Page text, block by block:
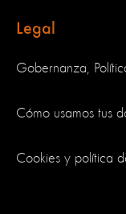
Legal
Gobernanza,
Cómo usamos tus
Cookies y política